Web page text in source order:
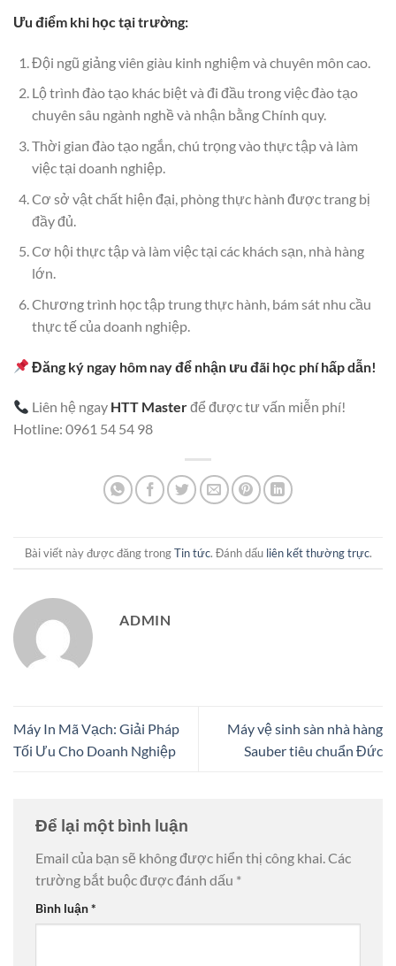
Ưu điểm khi học tại trường:
Đội ngũ giảng viên giàu kinh nghiệm và chuyên môn cao.
Lộ trình đào tạo khác biệt và đi đầu trong việc đào tạo
chuyên sâu ngành nghề và nhận bằng Chính quy.
Thời gian đào tạo ngắn, chú trọng vào thực tập và làm
việc tại doanh nghiệp.
Cơ sở vật chất hiện đại, phòng thực hành được trang bị
đầy đủ.
Cơ hội thực tập và làm việc tại các khách sạn, nhà hàng
lớn.
Chương trình học tập trung thực hành, bám sát nhu cầu
thực tế của doanh nghiệp.
Đăng ký ngay hôm nay để nhận ưu đãi học phí hấp dẫn!
Liên hệ ngay HTT Masterđể được tư vấn miễn phí!
Hotline: 0961 54 54 98
Bài viết này được đăng trongTin tức. Đánh dấu liên kết thường trực.
ADMIN
Máy In Mã Vạch: Giải Pháp
Tối Ưu Cho Doanh Nghiệp
Máy vệ sinh sàn nhà hàng
Sauber tiêu chuẩn Đức
Để lại một bình luận
Email của bạn sẽ không được hiển thị công khai.Các
trường bắt buộc được đánh dấu *
Bình luận*